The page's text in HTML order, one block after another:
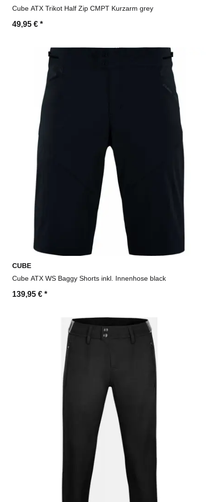
Cube ATX Trikot Half Zip CMPT Kurzarm grey
49,95 € *
CUBE
Cube ATX WS Baggy Shorts inkl. Innenhose black
139,95 € *